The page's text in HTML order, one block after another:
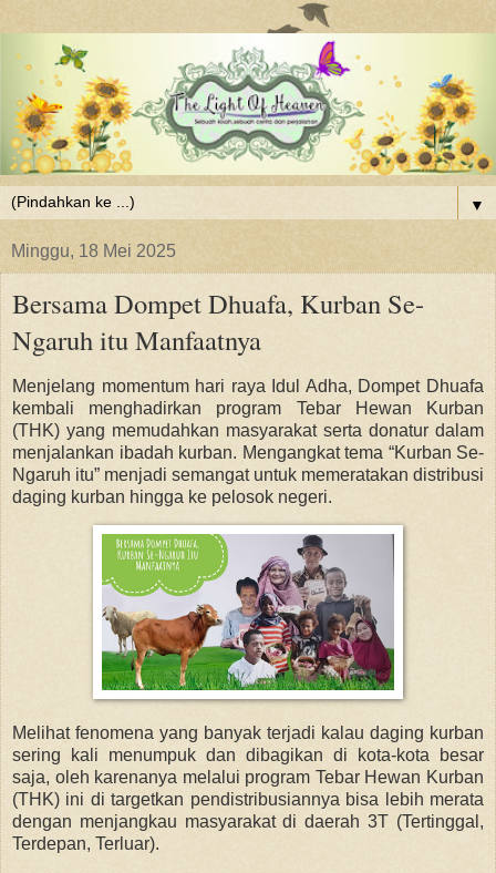
▼
Minggu, 18 Mei 2025
Bersama Dompet Dhuafa, Kurban Se-
Ngaruh itu Manfaatnya
Menjelang momentum hari raya Idul Adha, Dompet Dhuafa
kembali menghadirkan program Tebar Hewan Kurban
(THK) yang memudahkan masyarakat serta donatur dalam
menjalankan ibadah kurban. Mengangkat tema “Kurban Se-
Ngaruh itu” menjadi semangat untuk memeratakan distribusi
daging kurban hingga ke pelosok negeri.
Melihat fenomena yang banyak terjadi kalau daging kurban
sering kali menumpuk dan dibagikan di kota-kota besar
saja, oleh karenanya melalui program Tebar Hewan Kurban
(THK) ini di targetkan pendistribusiannya bisa lebih merata
dengan menjangkau masyarakat di daerah 3T (Tertinggal,
Terdepan, Terluar).